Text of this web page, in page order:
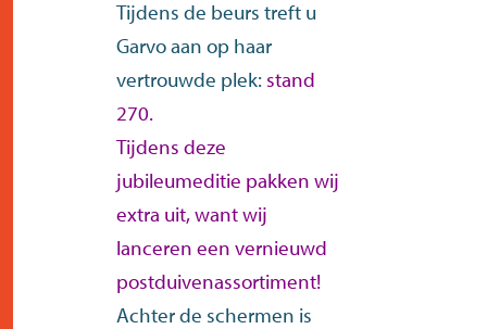
Tijdens de beurs treft u
Garvo aan op haar
vertrouwde plek:stand
270.
Tijdens deze
jubileumeditie pakken wij
extra uit, want wij
lanceren een vernieuwd
postduivenassortiment!
Achter de schermen is